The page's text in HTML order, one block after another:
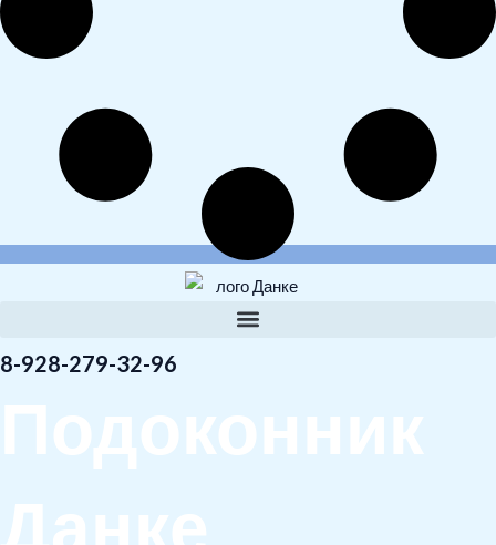
8-928-279-32-96
Подоконник
Данке